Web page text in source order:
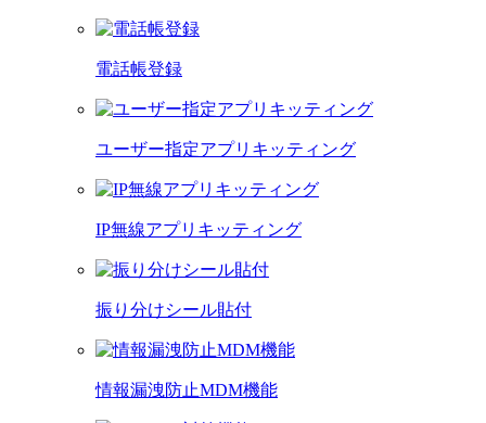
電話帳登録
ユーザー指定アプリキッティング
IP無線アプリキッティング
振り分けシール貼付
情報漏洩防止MDM機能